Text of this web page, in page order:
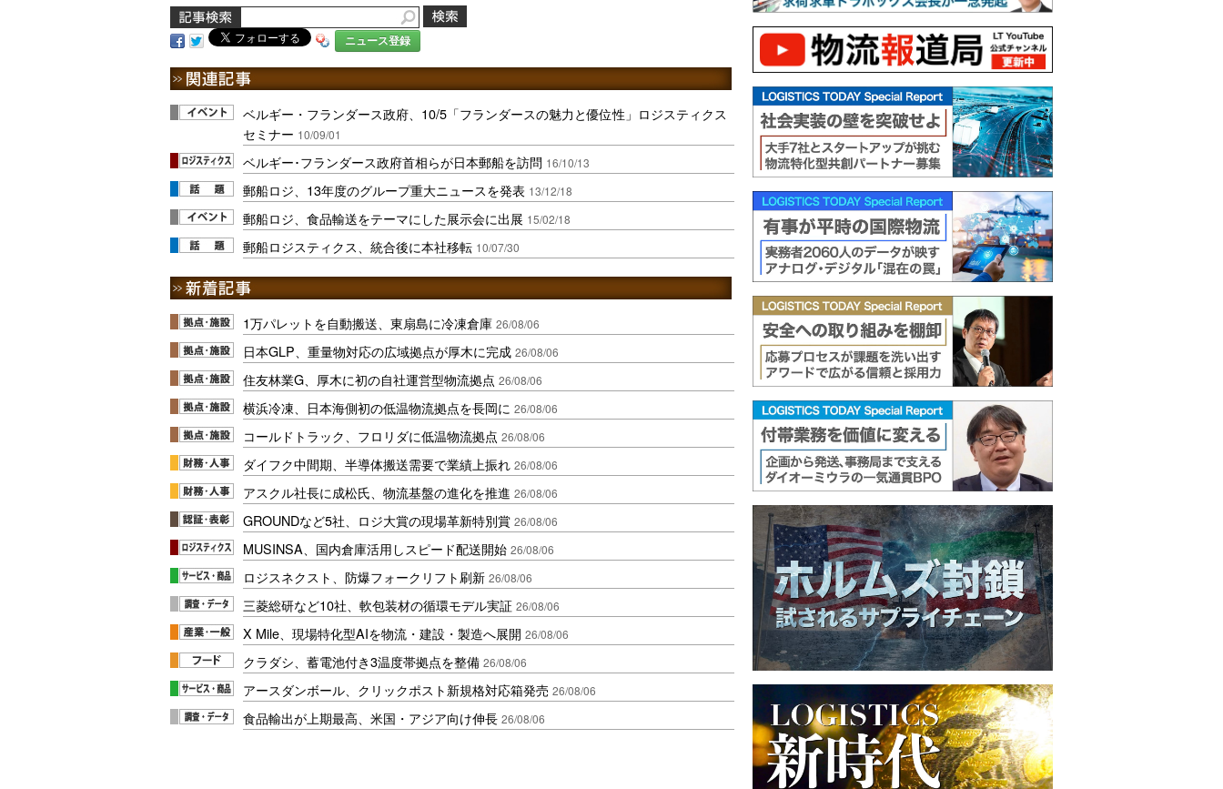
ニュース登録
ベルギー・フランダース政府、10/5「フランダースの魅力と優位性」ロジスティクス
セミナー 10/09/01
ベルギー･フランダース政府首相らが日本郵船を訪問 16/10/13
郵船ロジ、13年度のグループ重大ニュースを発表 13/12/18
郵船ロジ、食品輸送をテーマにした展示会に出展 15/02/18
郵船ロジスティクス、統合後に本社移転 10/07/30
1万パレットを自動搬送、東扇島に冷凍倉庫 26/08/06
日本GLP、重量物対応の広域拠点が厚木に完成 26/08/06
住友林業G、厚木に初の自社運営型物流拠点 26/08/06
横浜冷凍、日本海側初の低温物流拠点を長岡に 26/08/06
コールドトラック、フロリダに低温物流拠点 26/08/06
ダイフク中間期、半導体搬送需要で業績上振れ 26/08/06
アスクル社長に成松氏、物流基盤の進化を推進 26/08/06
GROUNDなど5社、ロジ大賞の現場革新特別賞 26/08/06
MUSINSA、国内倉庫活用しスピード配送開始 26/08/06
ロジスネクスト、防爆フォークリフト刷新 26/08/06
三菱総研など10社、軟包装材の循環モデル実証 26/08/06
X Mile、現場特化型AIを物流・建設・製造へ展開 26/08/06
クラダシ、蓄電池付き3温度帯拠点を整備 26/08/06
アースダンボール、クリックポスト新規格対応箱発売 26/08/06
食品輸出が上期最高、米国・アジア向け伸長 26/08/06